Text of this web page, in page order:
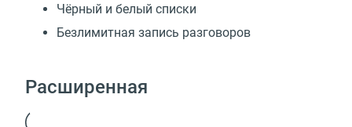
Чёрный и белый списки
Безлимитная запись разговоров
Расширенная